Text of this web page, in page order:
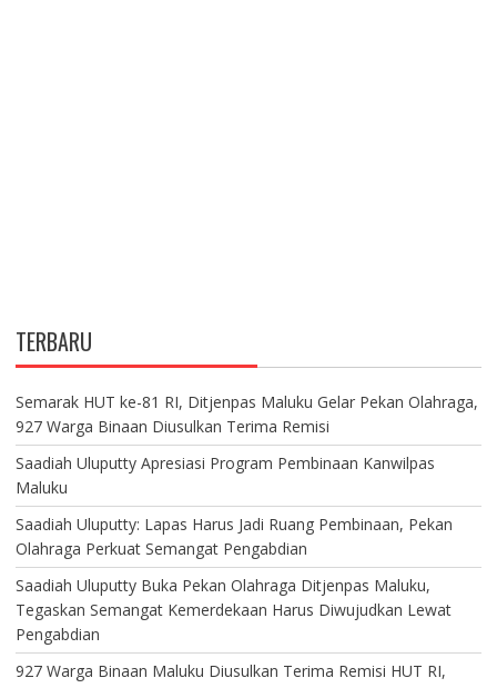
TERBARU
Semarak HUT ke-81 RI, Ditjenpas Maluku Gelar Pekan Olahraga,
927 Warga Binaan Diusulkan Terima Remisi
Saadiah Uluputty Apresiasi Program Pembinaan Kanwilpas
Maluku
Saadiah Uluputty: Lapas Harus Jadi Ruang Pembinaan, Pekan
Olahraga Perkuat Semangat Pengabdian
Saadiah Uluputty Buka Pekan Olahraga Ditjenpas Maluku,
Tegaskan Semangat Kemerdekaan Harus Diwujudkan Lewat
Pengabdian
927 Warga Binaan Maluku Diusulkan Terima Remisi HUT RI,